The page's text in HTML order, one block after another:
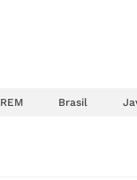
REM Brasil